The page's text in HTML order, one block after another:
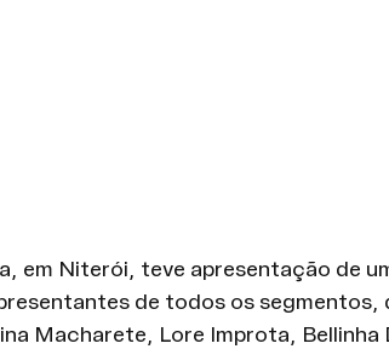
em Niterói, teve apresentação de
de todos os segmentos,
Macharete, Lore Improta, Bellinha